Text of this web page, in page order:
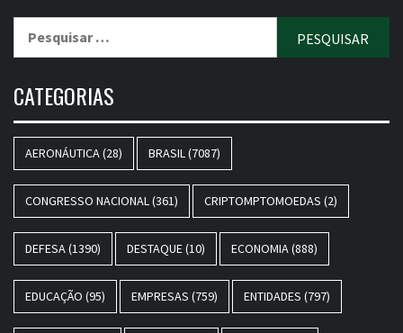
por:
CATEGORIAS
AERONÁUTICA (28) BRASIL (7087)
CONGRESSO NACIONAL (361) CRIPTOMPTOMOEDAS (2)
DEFESA (1390) DESTAQUE(10) ECONOMIA (888)
EDUCAÇÃO (95) EMPRESAS (759) ENTIDADES (797)